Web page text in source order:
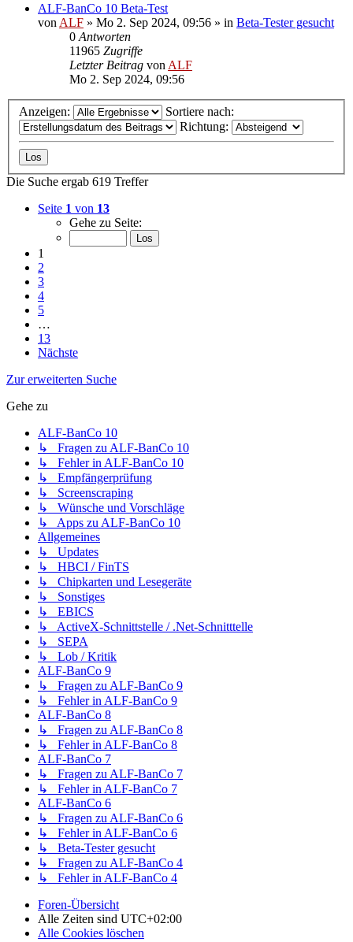
ALF-BanCo 10 Beta-Test
von ALF » Mo 2. Sep 2024, 09:56 » in Beta-Tester gesucht
0 Antworten
11965 Zugriffe
Letzter Beitrag von ALF
Mo 2. Sep 2024, 09:56
Anzeigen:
Sortiere nach:
Richtung:
Die Suche ergab 619 Treffer
Seite 1 von 13
Gehe zu Seite:
1
2
3
4
5
…
13
Nächste
Zur erweiterten Suche
Gehe zu
ALF-BanCo 10
↳ Fragen zu ALF-BanCo 10
↳ Fehler in ALF-BanCo 10
↳ Empfängerprüfung
↳ Screenscraping
↳ Wünsche und Vorschläge
↳ Apps zu ALF-BanCo 10
Allgemeines
↳ Updates
↳ HBCI / FinTS
↳ Chipkarten und Lesegeräte
↳ Sonstiges
↳ EBICS
↳ ActiveX-Schnittstelle / .Net-Schnitttelle
↳ SEPA
↳ Lob / Kritik
ALF-BanCo 9
↳ Fragen zu ALF-BanCo 9
↳ Fehler in ALF-BanCo 9
ALF-BanCo 8
↳ Fragen zu ALF-BanCo 8
↳ Fehler in ALF-BanCo 8
ALF-BanCo 7
↳ Fragen zu ALF-BanCo 7
↳ Fehler in ALF-BanCo 7
ALF-BanCo 6
↳ Fragen zu ALF-BanCo 6
↳ Fehler in ALF-BanCo 6
↳ Beta-Tester gesucht
↳ Fragen zu ALF-BanCo 4
↳ Fehler in ALF-BanCo 4
Foren-Übersicht
Alle Zeiten sind UTC+02:00
Alle Cookies löschen